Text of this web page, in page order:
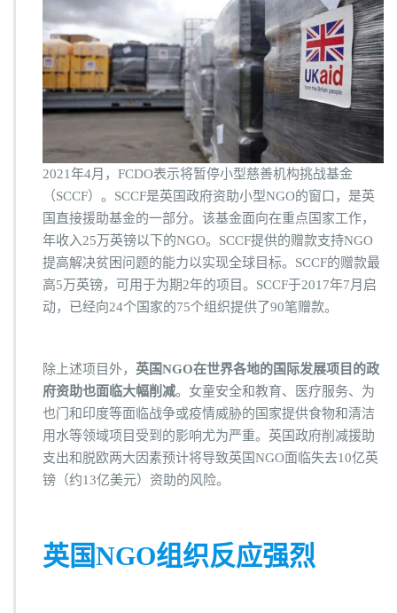
2021年4月，FCDO表示将暂停小型慈善机构挑战基金
（SCCF）。SCCF是英国政府资助小型NGO的窗口，是英
国直接援助基金的一部分。该基金面向在重点国家工作，
年收入25万英镑以下的NGO。SCCF提供的赠款支持NGO
提高解决贫困问题的能力以实现全球目标。SCCF的赠款最
高5万英镑，可用于为期2年的项目。SCCF于2017年7月启
动，已经向24个国家的75个组织提供了90笔赠款。
除上述项目外， 英国NGO在世界各地的国际发展项目的政
府资助也面临大幅削减。女童安全和教育、医疗服务、为
也门和印度等面临战争或疫情威胁的国家提供食物和清洁
用水等领域项目受到的影响尤为严重。英国政府削减援助
支出和脱欧两大因素预计将导致英国NGO面临失去10亿英
镑（约13亿美元）资助的风险。
英国NGO组织反应强烈